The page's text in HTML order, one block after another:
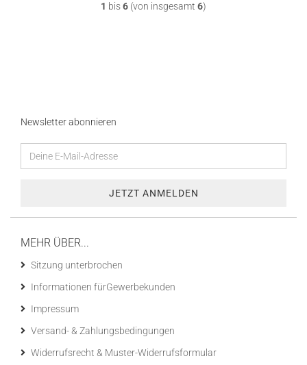
1 bis6 (von insgesamt 6)
Newsletter abonnieren
MEHR ÜBER...
Sitzung unterbrochen
Informationen fürGewerbekunden
Impressum
Versand- & Zahlungsbedingungen
Widerrufsrecht & Muster-Widerrufsformular